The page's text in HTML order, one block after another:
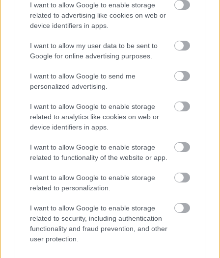
I want to allow Google to enable storage
related to advertising like cookies on web or
device identifiers in apps.
I want to allow my user data to be sent to
Google for online advertising purposes.
I want to allow Google to send me
personalized advertising.
I want to allow Google to enable storage
related to analytics like cookies on web or
device identifiers in apps.
I want to allow Google to enable storage
related to functionality of the website or app.
I want to allow Google to enable storage
related to personalization.
I want to allow Google to enable storage
related to security, including authentication
functionality and fraud prevention, and other
user protection.
Flottakezelés a gyakorlatban – tényleg megéri!
Meghoztuk a döntést, gépkocsiflottánkat flottakezelőre bízzuk.